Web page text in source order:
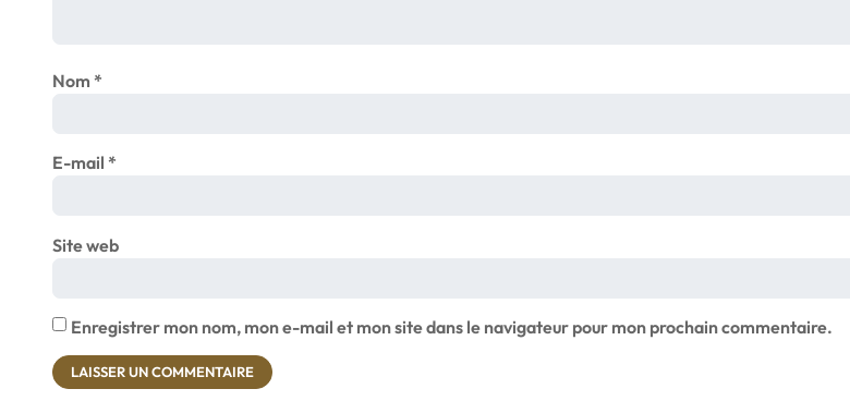
Nom *
E-mail *
Site web
Enregistrer mon nom, mon e-mail et mon site dans le navigateur pour mon prochain commentaire.